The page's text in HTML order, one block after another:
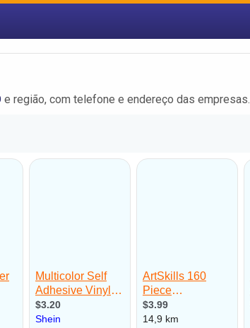
e região, com telefone e endereço das empresas.